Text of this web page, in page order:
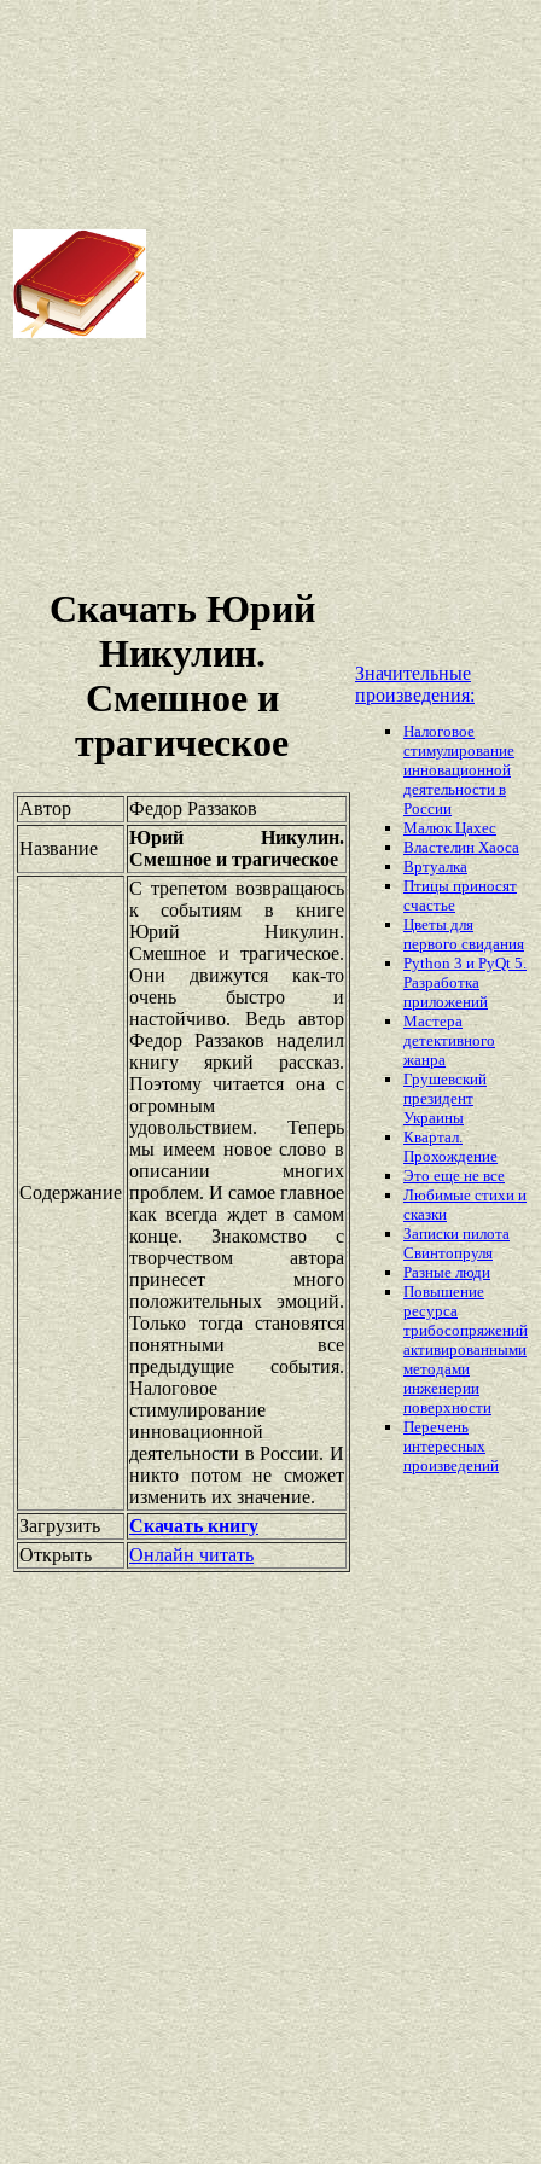
Скачать Юрий
Никулин.
Смешное и
трагическое
Автор
Федор Раззаков
Название
Юрий Никулин.
Смешное и трагическое
Содержание
С трепетом возвращаюсь
к событиям в книге
Юрий Никулин.
Смешное и трагическое.
Они движутся как-то
очень быстро и
настойчиво. Ведь автор
Федор Раззаков наделил
книгу яркий рассказ.
Поэтому читается она с
огромным
удовольствием. Теперь
мы имеем новое слово в
описании многих
проблем. И самое главное
как всегда ждет в самом
конце. Знакомство с
творчеством автора
принесет много
положительных эмоций.
Только тогда становятся
понятными все
предыдущие события.
Налоговое
стимулирование
инновационной
деятельности в России. И
никто потом не сможет
изменить их значение.
Загрузить
Скачать книгу
Открыть
Онлайн читать
Значительные
произведения:
Налоговое
стимулирование
инновационной
деятельности в
России
Малюк Цахес
Властелин Хаоса
Вртуалка
Птицы приносят
счастье
Цветы для
первого свидания
Python 3 и PyQt 5.
Разработка
приложений
Мастера
детективного
жанра
Грушевский
президент
Украины
Квартал.
Прохождение
Это еще не все
Любимые стихи и
сказки
Записки пилота
Свинтопруля
Разные люди
Повышение
ресурса
трибосопряжений
активированными
методами
инженерии
поверхности
Перечень
интересных
произведений